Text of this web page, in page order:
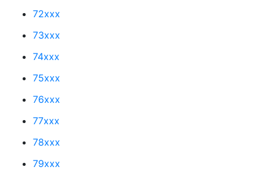
72xxx
73xxx
74xxx
75xxx
76xxx
77xxx
78xxx
79xxx